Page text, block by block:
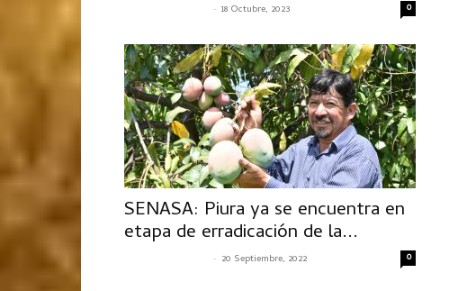
- 18 Octubre, 2023 0
SENASA: Piura ya se encuentra en
etapa de erradicación de la...
- 20 Septiembre, 2022 0